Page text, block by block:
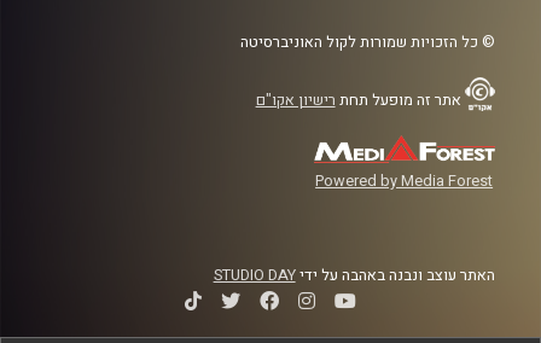
© כל הזכויות שמורות לקול האוניברסיטה
אתר זה מופעל תחת רישיון אקו"ם
Powered by Media Forest
האתר עוצב ונבנה באהבה על ידיSTUDIO DAY